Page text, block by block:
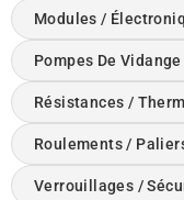
Modules /
Pompes De Vidange
Résistances /
Roulements /
Verrouillages /